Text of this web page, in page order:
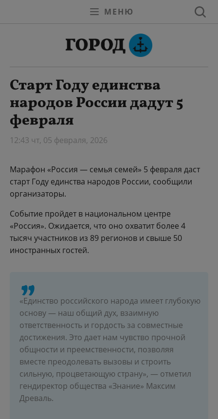
МЕНЮ
Старт Году единства
народов России дадут 5
февраля
12:43 чт, 05 февраля, 2026
Марафон «Россия — семья семей» 5 февраля даст
старт Году единства народов России, сообщили
организаторы.
Событие пройдет в национальном центре
«Россия». Ожидается, что оно охватит более 4
тысяч участников из 89 регионов и свыше 50
иностранных гостей.
«Единство российского народа имеет глубокую
основу — наш общий дух, взаимную
ответственность и гордость за совместные
достижения. Это дает нам чувство прочной
общности и преемственности, позволяя
вместе преодолевать вызовы и строить
сильную, процветающую страну», — отметил
гендиректор общества «Знание» Максим
Древаль.